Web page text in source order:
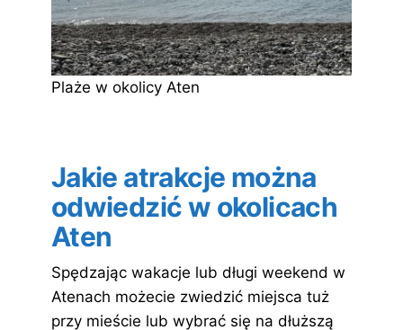
Plaże w okolicy Aten
Jakie atrakcje można
odwiedzić w okolicach
Aten
Spędzając wakacje lub długi weekend w
Atenach możecie zwiedzić miejsca tuż
przy mieście lub wybrać się na dłuższą